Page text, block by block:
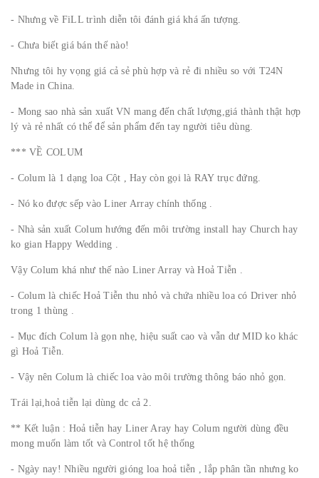
- Nhưng về FiLL trình diễn tôi đánh giá khá ấn tượng.
- Chưa biết giá bán thế nào!
Nhưng tôi hy vọng giá cả sẻ phù hợp và rẻ đi nhiều so với T24N
Made in China.
- Mong sao nhà sản xuất VN mang đến chất lượng,giá thành thật hợp
lý và rẻ nhất có thể để sản phẩm đến tay người tiêu dùng.
*** VỀ COLUM
- Colum là 1 dạng loa Cột , Hay còn gọi là RAY trục đứng.
- Nó ko được sếp vào Liner Array chính thống .
- Nhà sản xuất Colum hướng đến môi trường install hay Church hay
ko gian Happy Wedding .
Vậy Colum khá như thế nào Liner Array và Hoả Tiễn .
- Colum là chiếc Hoả Tiễn thu nhỏ và chứa nhiều loa có Driver nhỏ
trong 1 thùng .
- Mục đích Colum là gọn nhẹ, hiệu suất cao và vẫn dư MID ko khác
gì Hoả Tiễn.
- Vậy nên Colum là chiếc loa vào môi trường thông báo nhỏ gọn.
Trái lại,hoả tiễn lại dùng dc cả 2.
** Kết luận : Hoả tiễn hay Liner Aray hay Colum người dùng đều
mong muốn làm tốt và Control tốt hệ thống
- Ngày nay! Nhiều người gióng loa hoả tiễn , lắp phân tần nhưng ko